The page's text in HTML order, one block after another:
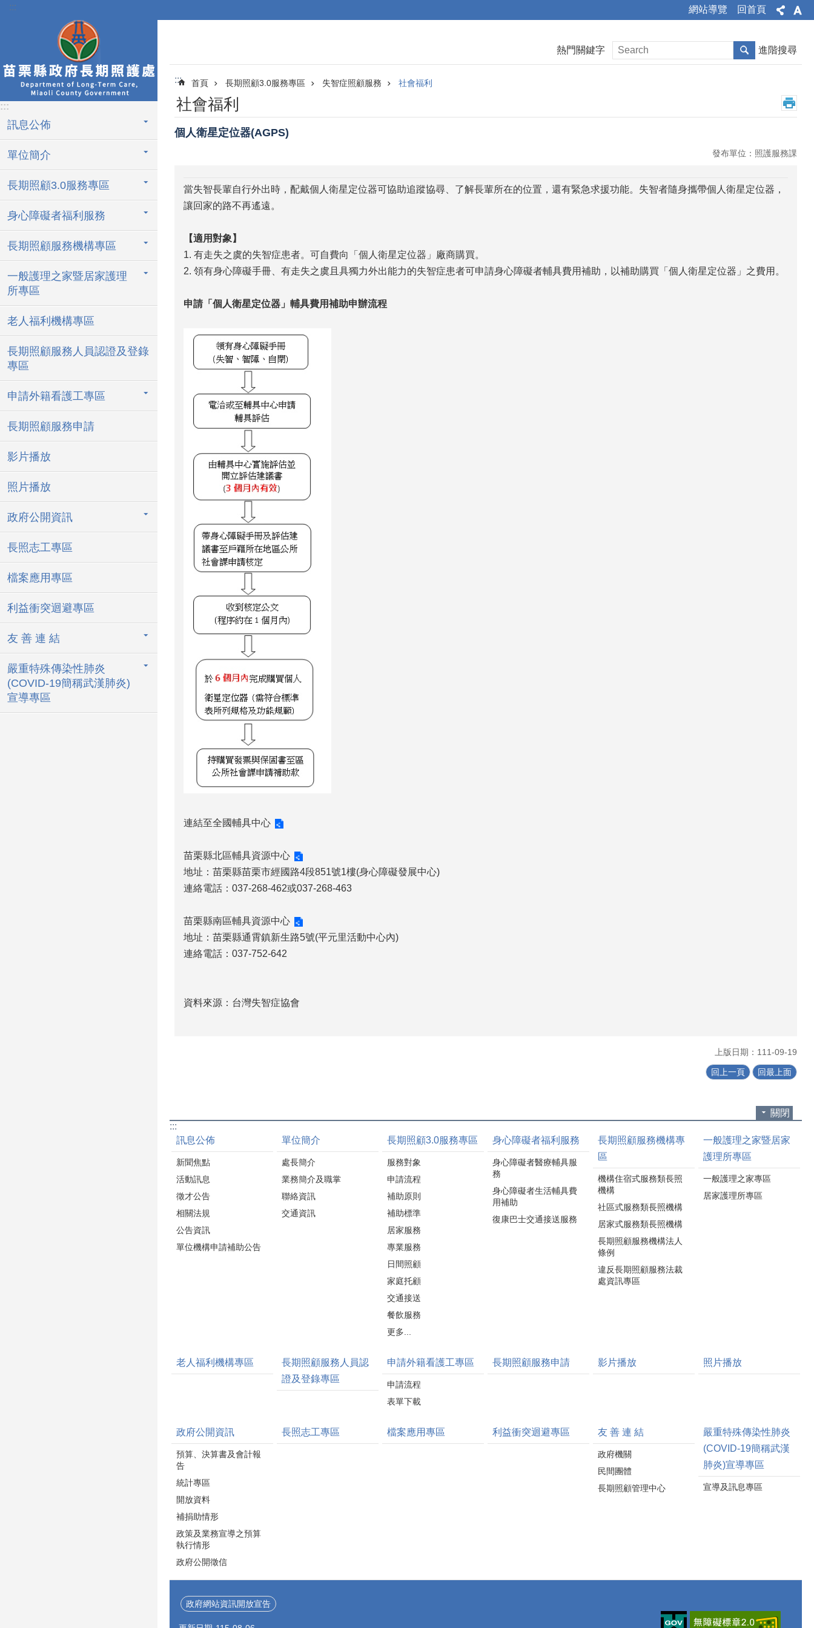
跳到主要內容區塊
::: 網站導覽 回首頁
:::
訊息公佈
單位簡介
長期照顧3.0服務專區
身心障礙者福利服務
長期照顧服務機構專區
一般護理之家暨居家護理
所專區
老人福利機構專區
長期照顧服務人員認證及登錄
專區
申請外籍看護工專區
長期照顧服務申請
影片播放
照片播放
政府公開資訊
長照志工專區
檔案應用專區
利益衝突迴避專區
友 善 連 結
嚴重特殊傳染性肺炎
(COVID-19簡稱武漢肺炎)
宣導專區
熱門關鍵字 進階搜尋
::: 首頁 長期照顧3.0服務專區 失智症照顧服務 社會福利
社會福利
個人衛星定位器(AGPS)
發布單位：照護服務課
當失智長輩自行外出時，配戴個人衛星定位器可協助追蹤協尋、了解長輩所在的位置，還有緊急求援功能。失智者隨身攜帶個人衛星定位器，
讓回家的路不再遙遠。
【適用對象】
1. 有走失之虞的失智症患者。可自費向「個人衛星定位器」廠商購買。
2. 領有身心障礙手冊、有走失之虞且具獨力外出能力的失智症患者可申請身心障礙者輔具費用補助，以補助購買「個人衛星定位器」之費用。
申請「個人衛星定位器」輔具費用補助申辦流程
連結至全國輔具中心
苗栗縣北區輔具資源中心
地址：苗栗縣苗栗市經國路4段851號1樓(身心障礙發展中心)
連絡電話：037-268-462或037-268-463
苗栗縣南區輔具資源中心
地址：苗栗縣通霄鎮新生路5號(平元里活動中心內)
連絡電話：037-752-642
資料來源：台灣失智症協會
上版日期：111-09-19
回上一頁 回最上面
關閉
:::
訊息公佈
新聞焦點
活動訊息
徵才公告
相關法規
公告資訊
單位機構申請補助公告
單位簡介
處長簡介
業務簡介及職掌
聯絡資訊
交通資訊
長期照顧3.0服務專區
服務對象
申請流程
補助原則
補助標準
居家服務
專業服務
日間照顧
家庭托顧
交通接送
餐飲服務
更多...
身心障礙者福利服務
身心障礙者醫療輔具服
務
身心障礙者生活輔具費
用補助
復康巴士交通接送服務
長期照顧服務機構專
區
機構住宿式服務類長照
機構
社區式服務類長照機構
居家式服務類長照機構
長期照顧服務機構法人
條例
違反長期照顧服務法裁
處資訊專區
一般護理之家暨居家
護理所專區
一般護理之家專區
居家護理所專區
老人福利機構專區
長期照顧服務人員認
證及登錄專區
申請外籍看護工專區
申請流程
表單下載
長期照顧服務申請 影片播放 照片播放
政府公開資訊
預算、決算書及會計報
告
統計專區
開放資料
補捐助情形
政策及業務宣導之預算
執行情形
政府公開徵信
長照志工專區 檔案應用專區 利益衝突迴避專區 友 善 連 結
政府機關
民間團體
長期照顧管理中心
嚴重特殊傳染性肺炎
(COVID-19簡稱武漢
肺炎)宣導專區
宣導及訊息專區
政府網站資訊開放宣告